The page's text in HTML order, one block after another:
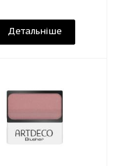
Детальніше